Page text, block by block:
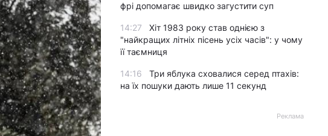
фрі допомагає швидко загустити суп
14:27
Хіт 1983 року став однією з
"найкращих літніх пісень усіх часів": у чому
її таємниця
14:16
Три яблука сховалися серед птахів:
на їх пошуки дають лише 11 секунд
Реклама